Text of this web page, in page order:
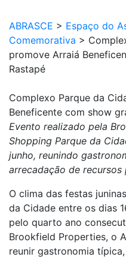
ABRASCE > Espaço do
Comemorativa >
promove Arraiá
Rastapé
Complexo Parque da
Beneficente com show
Evento realizado pela
Shopping Parque da
junho, reunindo
arrecadação de recursos
O clima das festas
da Cidade entre os dias
pelo quarto ano
Brookfield Properties, o
reunir gastronomia